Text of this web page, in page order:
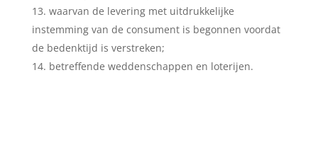
waarvan de levering met uitdrukkelijke
instemming van de consument is begonnen voordat
de bedenktijd is verstreken;
betreffende weddenschappen en loterijen.